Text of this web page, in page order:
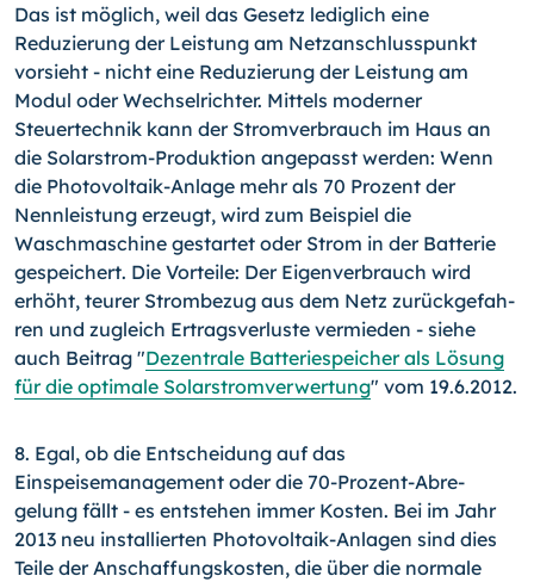
Das ist möglich, weil das Gesetz lediglich eine
Reduzierung der Leistung am Netzanschlusspunkt
vorsieht - nicht eine Reduzie­rung der Leistung am
Modul oder Wechselrichter. Mittels moderner
Steuertechnik kann der Stromverbrauch im Haus an
die Solarstrom-Produktion angepasst werden: Wenn
die Photovoltaik-Anlage mehr als 70 Prozent der
Nennleistung erzeugt, wird zum Bei­spiel die
Waschmaschine gestartet oder Strom in der Batterie
gespeichert. Die Vor­teile: Der Eigenverbrauch wird
erhöht, teurer Strombezug aus dem Netz zurückgefah­
ren und zugleich Ertragsverluste vermieden - siehe
auch Beitrag "Dezentrale Batterie­speicher als Lösung
für die optimale Solarstromverwertung" vom 19.6.2012.
8. Egal, ob die Entscheidung auf das
Einspeisemanagement oder die 70-Prozent-Abre­
gelung fällt - es entstehen immer Kosten. Bei im Jahr
2013 neu installierten Photovol­taik-Anlagen sind dies
Teile der Anschaffungskosten, die über die normale